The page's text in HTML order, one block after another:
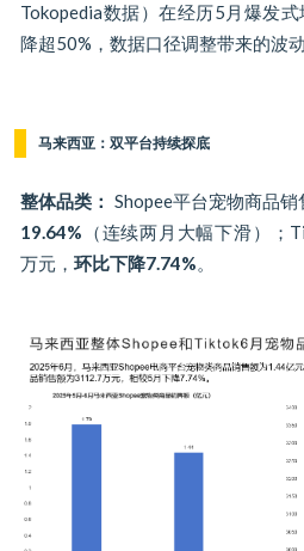
Tokopedia数据）在经历5月爆发
降超50%，数据口径调整带来的波
马来西亚：双平台持续探底
整体品类： Shopee平台宠物商品销
19.64% （连续两月大幅下滑）；
万元， 环比下降7.74%。